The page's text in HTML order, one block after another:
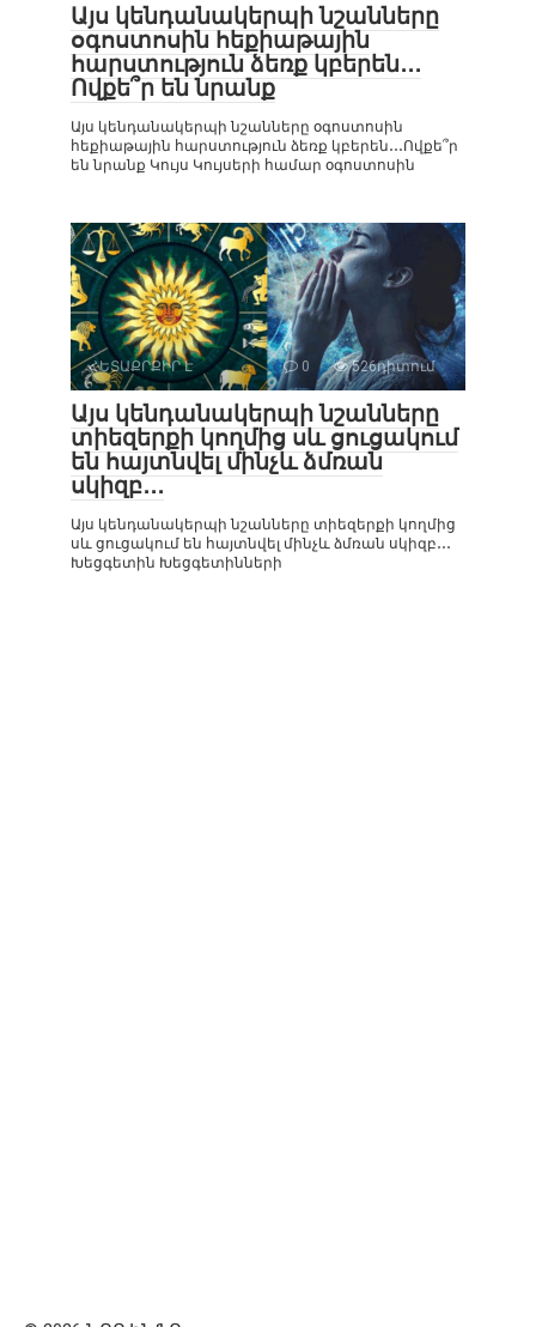
Այս կենդանակերպի նշանները
օգոստոսին հեքիաթային
հարստություն ձեռք կբերեն․․․
Ովքե՞ր են նրանք
Այս կենդանակերպի նշանները օգոստոսին
հեքիաթային հարստություն ձեռք կբերեն․․․Ովքե՞ր
են նրանք Կույս Կույսերի համար օգոստոսին
ՀԵՏԱՔՐՔԻՐ Է 0 526դիտում
Այս կենդանակերպի նշանները
տիեզերքի կողմից սև ցուցակում
են հայտնվել մինչև ձմռան
սկիզբ․․․
Այս կենդանակերպի նշանները տիեզերքի կողմից
սև ցուցակում են հայտնվել մինչև ձմռան սկիզբ․․․
Խեցգետին Խեցգետինների